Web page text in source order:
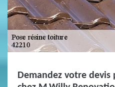
Demandez votre